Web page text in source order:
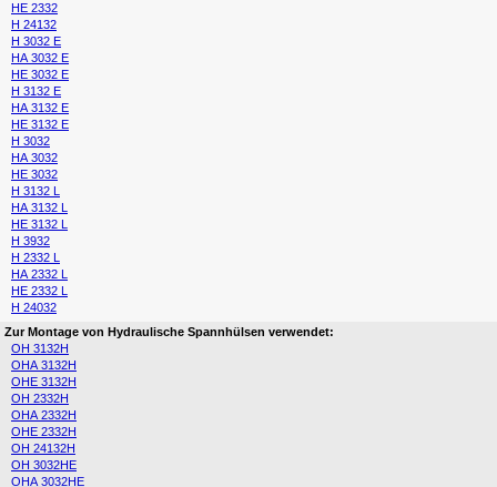
HE 2332
H 24132
H 3032 E
HA 3032 E
HE 3032 E
H 3132 E
HA 3132 E
HE 3132 E
H 3032
HA 3032
HE 3032
H 3132 L
HA 3132 L
HE 3132 L
H 3932
H 2332 L
HA 2332 L
HE 2332 L
H 24032
Zur Montage von Hydraulische Spannhülsen verwendet:
OH 3132H
OHA 3132H
OHE 3132H
OH 2332H
OHA 2332H
OHE 2332H
OH 24132H
OH 3032HE
OHA 3032HE